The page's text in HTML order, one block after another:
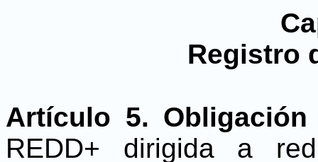
Registro
Artículo 5.
REDD+ dirigida a